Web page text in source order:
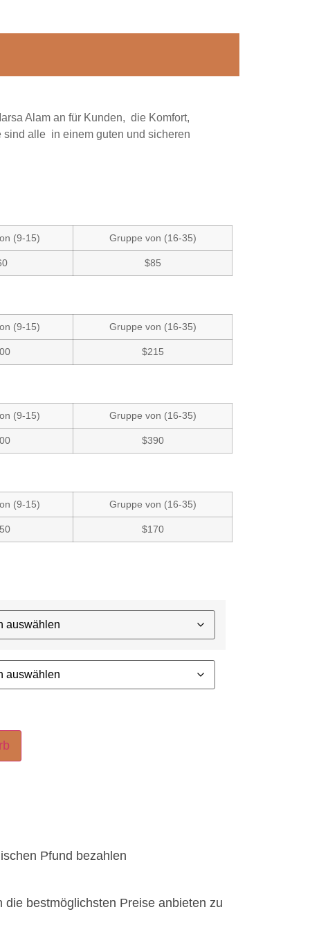
Alam an für Kunden, die Komfort,
alle in einem guten und sicheren
(9-15) Gruppe von (16-35)
$85
(9-15) Gruppe von (16-35)
$215
(9-15) Gruppe von (16-35)
$390
(9-15) Gruppe von (16-35)
$170
Pfund bezahlen
bestmöglichsten Preise anbieten zu